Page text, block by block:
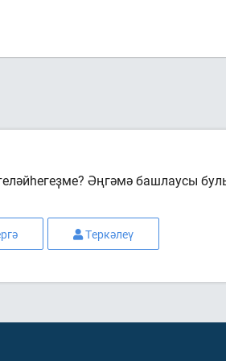
Әңгәмә башлаусы
Теркәлеү